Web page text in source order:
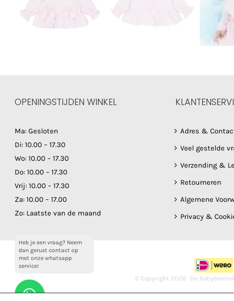
OPENINGSTIJDEN WINKEL
Ma: Gesloten
Di: 10.00 – 17.30
Wo: 10.00 – 17.30
Do: 10.00 – 17.30
Vrij: 10.00 – 17.30
Za: 10.00 – 17.00
Zo: Laatste van de maand
Adres &
Veel gestelde
Verzending &
Retourneren
Algemene
Privacy &
© Copyright 2026 De
Heb je een vraag? Neem
dan gerust contact op
met onze whatsapp
service!